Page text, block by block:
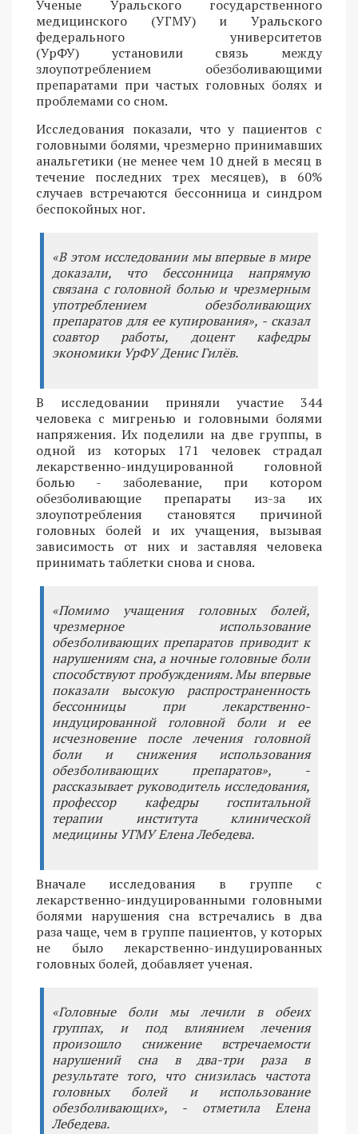
Ученые Уральского государственного
медицинского (УГМУ) и Уральского
федерального университетов
(УрФУ) установили связь между
злоупотреблением обезболивающими
препаратами при частых головных болях и
проблемами со сном.
Исследования показали, что у пациентов с
головными болями, чрезмерно принимавших
анальгетики (не менее чем 10 дней в месяц в
течение последних трех месяцев), в 60%
случаев встречаются бессонница и синдром
беспокойных ног.
«В этом исследовании мы впервые в мире
доказали, что бессонница напрямую
связана с головной болью и чрезмерным
употреблением обезболивающих
препаратов для ее купирования», - сказал
соавтор работы, доцент кафедры
экономики УрФУ Денис Гилёв.
В исследовании приняли участие 344
человека с мигренью и головными болями
напряжения. Их поделили на две группы, в
одной из которых 171 человек страдал
лекарственно-индуцированной головной
болью - заболевание, при котором
обезболивающие препараты из-за их
злоупотребления становятся причиной
головных болей и их учащения, вызывая
зависимость от них и заставляя человека
принимать таблетки снова и снова.
«Помимо учащения головных болей,
чрезмерное использование
обезболивающих препаратов приводит к
нарушениям сна, а ночные головные боли
способствуют пробуждениям. Мы впервые
показали высокую распространенность
бессонницы при лекарственно-
индуцированной головной боли и ее
исчезновение после лечения головной
боли и снижения использования
обезболивающих препаратов», -
рассказывает руководитель исследования,
профессор кафедры госпитальной
терапии института клинической
медицины УГМУ Елена Лебедева.
Вначале исследования в группе с
лекарственно-индуцированными головными
болями нарушения сна встречались в два
раза чаще, чем в группе пациентов, у которых
не было лекарственно-индуцированных
головных болей, добавляет ученая.
«Головные боли мы лечили в обеих
группах, и под влиянием лечения
произошло снижение встречаемости
нарушений сна в два-три раза в
результате того, что снизилась частота
головных болей и использование
обезболивающих», - отметила Елена
Лебедева.